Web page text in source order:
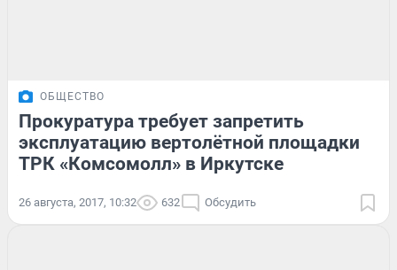
ОБЩЕСТВО
Прокуратура требует запретить
эксплуатацию вертолётной площадки
ТРК «Комсомолл» в Иркутске
26 августа, 2017, 10:32 632 Обсудить